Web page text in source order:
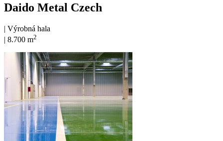
Daido Metal Czech
| Výrobná hala
| 8.700 m2